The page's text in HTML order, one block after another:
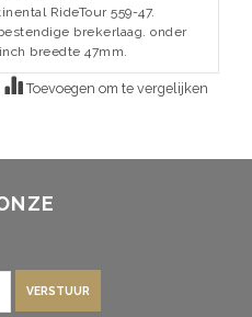
RideTour 559-47.
brekerlaag. onder
breedte 47mm.
Toevoegen om te vergelijken
VERSTUUR